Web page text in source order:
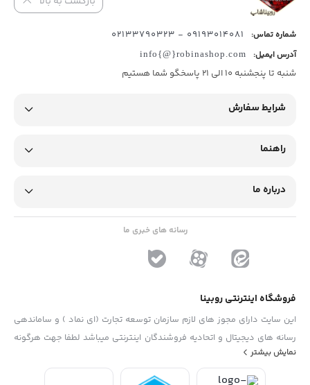
شماره تماس: 09193014081 - 02133790323
آدرس ایمیل: info{@}robinashop.com
شنبه تا پنجشنبه 10 الی 21 پاسخگو شما هستیم
شرایط سفارش
راهنما
درباره ما
رسانه های خبری ما
فروشگاه اینترنتی روبینا
این سایت دارای مجوز های لازم سازمان توسعه تجارت (ای نماد ) و ساماندهی
رسانه های دیجیتال و اتحادیه فروشندگان اینترنتی میباشد لطفا جهت هرگونه
پیشنهاد ، انتفاد و یا شکایات از فرم "تماس با ما" استفاده نمایید . تلفن های
نمایش بیشتر